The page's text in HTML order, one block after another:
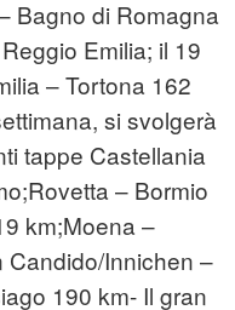
Bagno di Romagna
Emilia; il 19
– Tortona 162
si svolgerà
tappe Castellania
– Bormio
km;Moena –
Candido/Innichen –
190 km- Il gran